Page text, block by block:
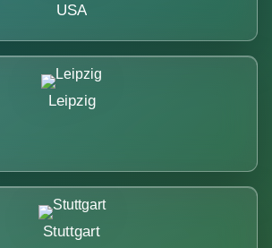
USA
Leipzig
Stuttgart